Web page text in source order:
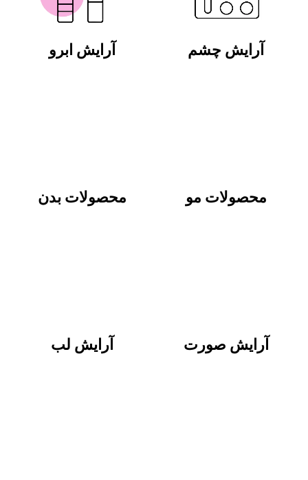
آرایش چشم
محصولات مو
آرایش ابرو
محصولات بدن
آرایش صورت آرایش لب